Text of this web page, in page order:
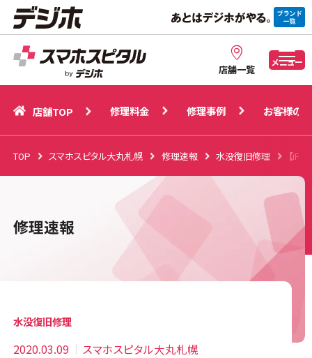
店舗一覧
メニュー
店舗TOP 修理事例 お客様の声
店舗TOP 修理料金 修理事例 お客様の声
TOP スマホスピタル大丸札幌 修理速報 水没復旧修理 【
修理速報
水没復旧修理
2020.03.09 スマホスピタル大丸札幌